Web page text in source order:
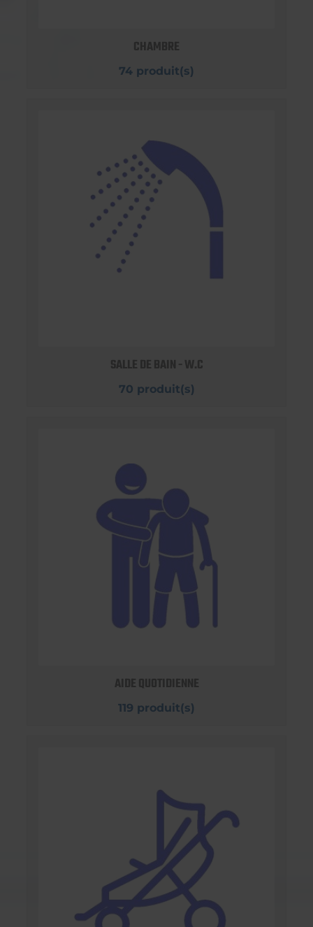
CHAMBRE
74 produit(s)
SALLE DE BAIN - W.C
70 produit(s)
AIDE QUOTIDIENNE
119 produit(s)